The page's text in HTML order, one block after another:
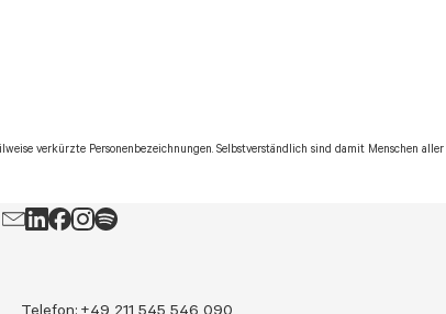
verkürzte Personenbezeichnungen. Selbstverständlich sind damit Menschen
Telefon: +49 211 545 546 090